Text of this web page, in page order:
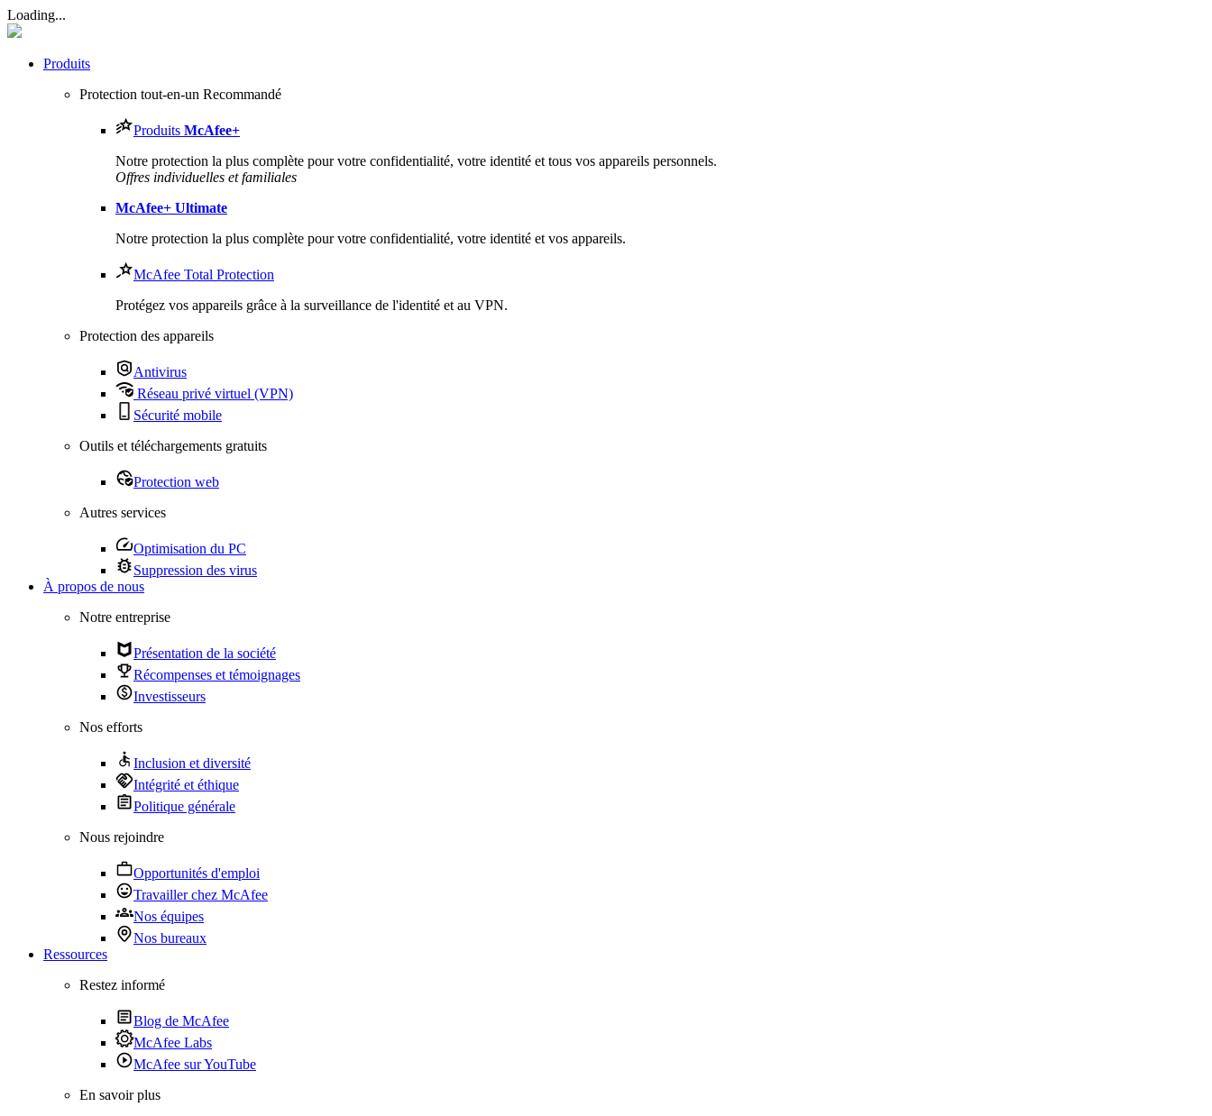
Loading...
Produits
Protection tout-en-un Recommandé
Produits McAfee+
Notre protection la plus complète pour votre confidentialité, votre identité et tous vos appareils personnels.​
Offres individuelles et familiales
McAfee+ Ultimate
Notre protection la plus complète pour votre confidentialité, votre identité et vos appareils.
McAfee Total Protection
Protégez vos appareils grâce à la surveillance de l'identité et au VPN.
Protection des appareils
Antivirus
Réseau privé virtuel (VPN)
Sécurité mobile
Outils et téléchargements gratuits
Protection web
Autres services
Optimisation du PC
Suppression des virus
À propos de nous
Notre entreprise
Présentation de la société
Récompenses et témoignages
Investisseurs
Nos efforts
Inclusion et diversité
Intégrité et éthique
Politique générale
Nous rejoindre
Opportunités d'emploi
Travailler chez McAfee
Nos équipes
Nos bureaux
Ressources
Restez informé
Blog de McAfee
McAfee Labs
McAfee sur YouTube
En savoir plus